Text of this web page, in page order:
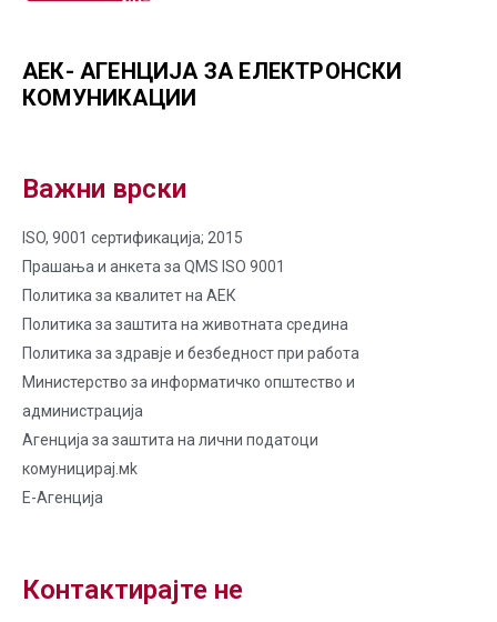
АЕК- АГЕНЦИЈА ЗА ЕЛЕКТРОНСКИ
КОМУНИКАЦИИ
Важни врски
ISO, 9001 сертификација; 2015
Прашања и анкета за QMS ISO 9001
Политика за квалитет на AЕК
Политика за заштита на животната средина
Политика за здравје и безбедност при работа
Министерство за информатичко општество и
администрација
Агенција за заштита на лични податоци
комуницирај.мk
Е-Агенција
Контактирајте не